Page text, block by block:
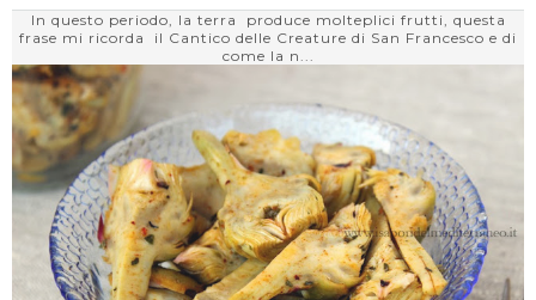
In questo periodo, la terra produce molteplici frutti, questa
frase mi ricorda il Cantico delle Creature di San Francesco e di
come la n...